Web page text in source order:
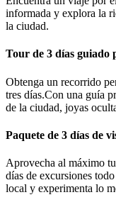
informada y explora la
la ciudad.
Tour de 3 días guiado
Obtenga un recorrido
tres días.Con una guía
de la ciudad, joyas
Paquete de 3 días de
Aprovecha al máximo
días de excursiones
local y experimenta lo